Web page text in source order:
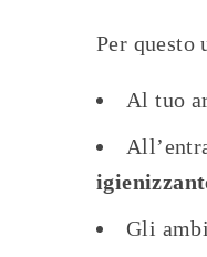
Per questo
Al tuo
Gli